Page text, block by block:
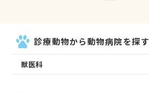
診療動物から動物病院を探す
獣医科